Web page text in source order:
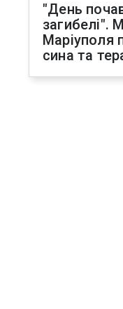
"День
загибелі".
Маріуполя
сина та